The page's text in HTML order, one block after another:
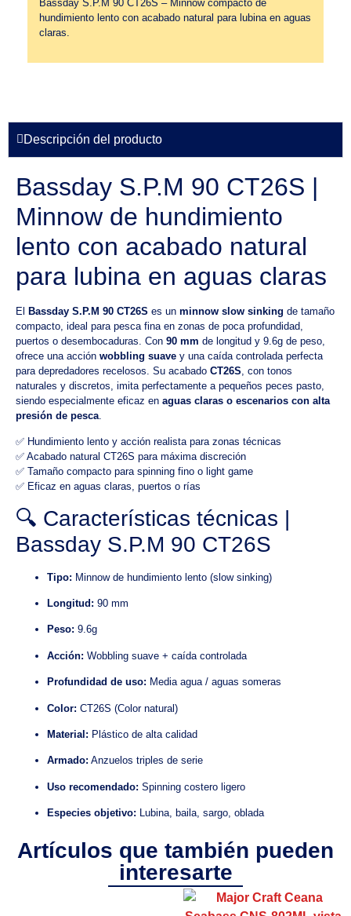
Bassday S.P.M 90 CT26S – Minnow compacto de
hundimiento lento con acabado natural para lubina en aguas
claras.
Descripción del producto
Bassday S.P.M 90 CT26S |
Minnow de hundimiento
lento con acabado natural
para lubina en aguas claras
El Bassday S.P.M 90 CT26S es un minnow slow sinking de tamaño
compacto, ideal para pesca fina en zonas de poca profundidad,
puertos o desembocaduras. Con 90 mm de longitud y 9.6g de peso,
ofrece una acción wobbling suave y una caída controlada perfecta
para depredadores recelosos. Su acabado CT26S , con tonos
naturales y discretos, imita perfectamente a pequeños peces pasto,
siendo especialmente eficaz en aguas claras o escenarios con alta
presión de pesca
✅ Hundimiento lento y acción realista para zonas técnicas
✅ Acabado natural CT26S para máxima discreción
✅ Tamaño compacto para spinning fino o light game
✅ Eficaz en aguas claras, puertos o rías
🔍 Características técnicas |
Bassday S.P.M 90 CT26S
Tipo: Minnow de hundimiento lento (slow sinking)
Longitud: 90 mm
Peso: 9.6g
Acción: Wobbling suave + caída controlada
Profundidad de uso: Media agua / aguas someras
Color: CT26S (Color natural)
Material: Plástico de alta calidad
Armado: Anzuelos triples de serie
Uso recomendado: Spinning costero ligero
Especies objetivo: Lubina, baila, sargo, oblada
Artículos que también pueden
interesarte